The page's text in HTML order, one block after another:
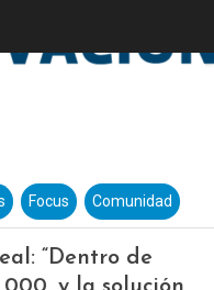
Focus Comunidad
“Dentro de